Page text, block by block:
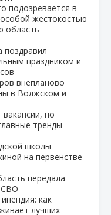
подозревается в
жестокостью
область
поздравил
праздником и
внепланово
в Волжском и
но
тренды
школы
на первенстве
передала
СВО
как
лучших